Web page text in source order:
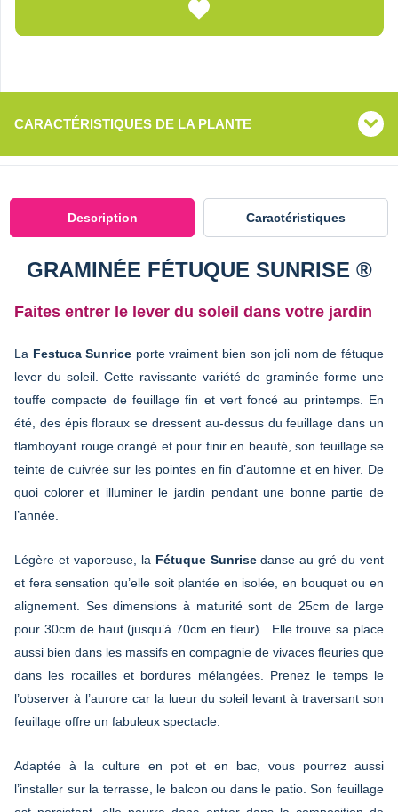
CARACTÉRISTIQUES DE LA PLANTE
Description Caractéristiques
GRAMINÉE FÉTUQUE SUNRISE ®
Faites entrer le lever du soleil dans votre jardin
La Festuca Sunrice porte vraiment bien son joli nom de fétuque
lever du soleil. Cette ravissante variété de graminée forme une
touffe compacte de feuillage fin et vert foncé au printemps. En
été, des épis floraux se dressent au-dessus du feuillage dans un
flamboyant rouge orangé et pour finir en beauté, son feuillage se
teinte de cuivrée sur les pointes en fin d’automne et en hiver. De
quoi colorer et illuminer le jardin pendant une bonne partie de
l’année.
Légère et vaporeuse, la Fétuque Sunrisedanse au gré du vent
et fera sensation qu’elle soit plantée en isolée, en bouquet ou en
alignement. Ses dimensions à maturité sont de 25cm de large
pour 30cm de haut (jusqu’à 70cm en fleur).
Elle trouve sa place
aussi bien dans les massifs en compagnie de vivaces fleuries que
dans les rocailles et bordures mélangées. Prenez le temps le
l’observer à l’aurore car la lueur du soleil levant à traversant son
feuillage offre un fabuleux spectacle.
Adaptée à la culture en pot et en bac, vous pourrez aussi
l’installer sur la terrasse, le balcon ou dans le patio. Son feuillage